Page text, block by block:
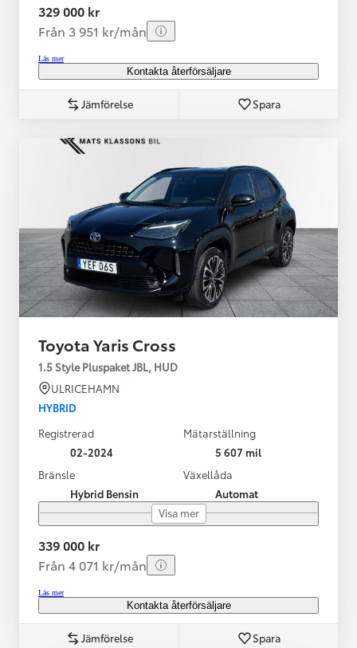
329 000 kr
Från 3 951 kr/mån
Läs mer
Kontakta återförsäljare
Jämförelse Spara
Toyota Yaris Cross
1.5 Style Pluspaket JBL, HUD
ULRICEHAMN
HYBRID
Registrerad
02-2024
Mätarställning
5 607 mil
Bränsle
Hybrid Bensin
Växellåda
Automat
Visa mer
339 000 kr
Från 4 071 kr/mån
Läs mer
Kontakta återförsäljare
Jämförelse Spara